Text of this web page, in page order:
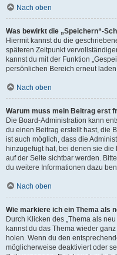
Nach oben
Was bewirkt die „Speichern“-
Hiermit kannst du die
späteren Zeitpunkt
kannst du mit der Funktion
persönlichen Bereich erneut
Nach oben
Warum muss mein Beitrag erst
Die Board-Administration kann
du einen Beitrag erstellt hast, die
ist auch möglich, dass die
hinzugefügt hat, bei denen sie
auf der Seite sichtbar werden.
du weitere Informationen dazu
Nach oben
Wie markiere ich ein Thema als
Durch Klicken des „Thema als
kannst du das Thema wieder
holen. Wenn du den
möglicherweise deaktiviert oder